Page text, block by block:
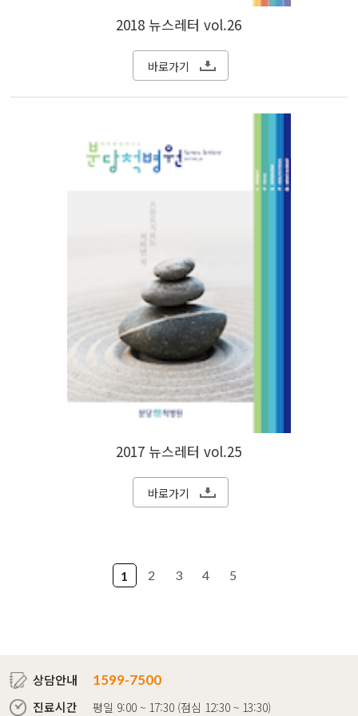
2018 뉴스레터 vol.26
바로가기
2017 뉴스레터 vol.25
바로가기
1 2 3 4 5
상담안내
1599-7500
진료시간
평일 9:00 ~ 17:30 (점심 12:30 ~ 13:30)